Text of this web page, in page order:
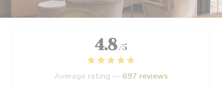
4.8 /5
Average rating — 697 reviews